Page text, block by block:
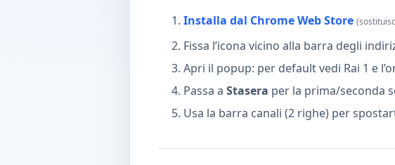
Installa dal Chrome Web Store
Fissa l’icona vicino alla barra degli
Apri il popup: per default vedi Rai 1 e
Passa aStasera per la prima/seconda
Usa la barra canali (2 righe) per